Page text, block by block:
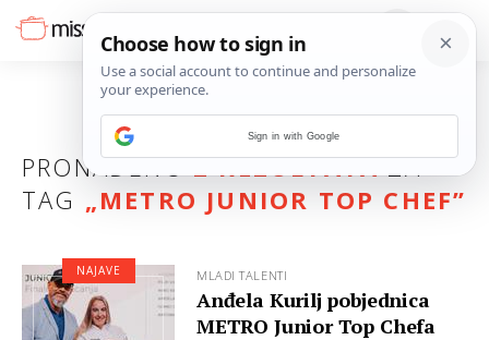
PRONAĐENO2 REZULTATAZA
TAG „METRO JUNIOR TOP CHEF”
MLADI TALENTI
Anđela Kurilj pobjednica
METRO Junior Top Chefa
NAJAVE
Sign in with Google